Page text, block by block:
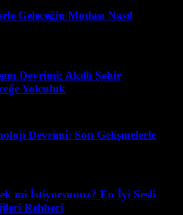
Geleceğin Modası Nasıl
Devrimi: Akıllı Şehir
Yolculuk
Devrimi: Son Gelişmelerle
mi İstiyorsunuz? En İyi Sesli
Rehberi